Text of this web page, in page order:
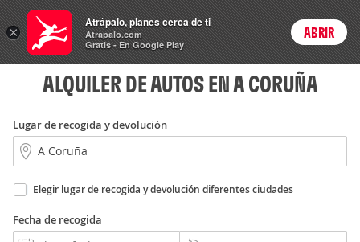
Rent
a Car Login
ALQUILER DE AUTOS EN A CORUÑA
Lugar de recogida y devolución
Elegir lugar de recogida y devolución diferentes ciudades
Fecha de recogida
×
Atrápalo, planes cerca de ti
Atrapalo.com
Gratis - En Google Play
ABRIR